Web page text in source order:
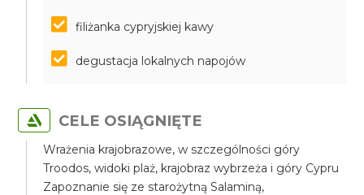
filiżanka cypryjskiej kawy
degustacja lokalnych napojów
CELE OSIĄGNIĘTE
Wrażenia krajobrazowe, w szczególności góry
Troodos, widoki plaż, krajobraz wybrzeża i góry Cypru
Zapoznanie się ze starożytną Salaminą,